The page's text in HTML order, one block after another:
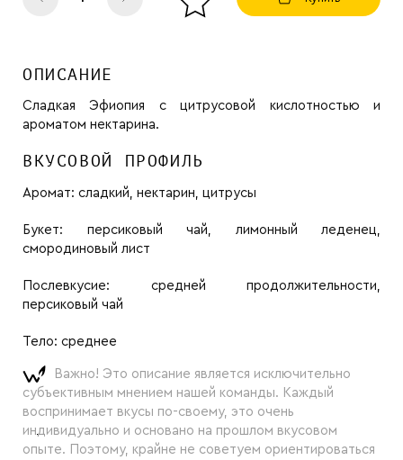
ОПИСАНИЕ
Сладкая Эфиопия с цитрусовой кислотностью и
ароматом нектарина.
ВКУСОВОЙ ПРОФИЛЬ
Аромат: сладкий, нектарин, цитрусы
Букет: персиковый чай, лимонный леденец,
смородиновый лист
Послевкусие: средней продолжительности,
персиковый чай
Тело: среднее
Важно! Это описание является исключительно
субъективным мнением нашей команды. Каждый
воспринимает вкусы по-своему, это очень
индивидуально и основано на прошлом вкусовом
опыте. Поэтому, крайне не советуем ориентироваться